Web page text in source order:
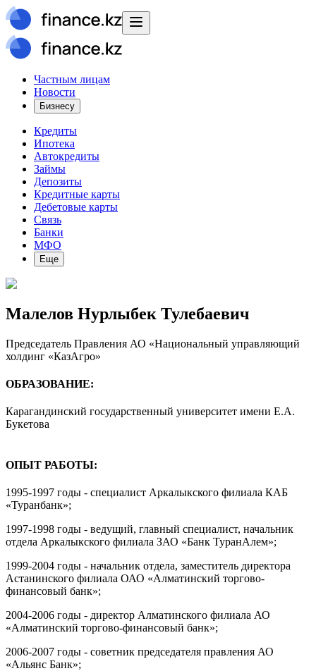
Частным лицам
Новости
Бизнесу
Кредиты
Ипотека
Автокредиты
Займы
Депозиты
Кредитные карты
Дебетовые карты
Связь
Банки
МФО
Еще
Малелов Нурлыбек Тулебаевич
Председатель Правления АО «Национальный управляющий
холдинг «КазАгро»
ОБРАЗОВАНИЕ:
Карагандинский государственный университет имени Е.А.
Букетова
ОПЫТ РАБОТЫ:
1995-1997 годы - специалист Аркалыкского филиала КАБ
«Туранбанк»;
1997-1998 годы - ведущий, главный специалист, начальник
отдела Аркалыкского филиала ЗАО «Банк ТуранАлем»;
1999-2004 годы - начальник отдела, заместитель директора
Астанинского филиала ОАО «Алматинский торгово-
финансовый банк»;
2004-2006 годы - директор Алматинского филиала АО
«Алматинский торгово-финансовый банк»;
2006-2007 годы - советник председателя правления АО
«Альянс Банк»;